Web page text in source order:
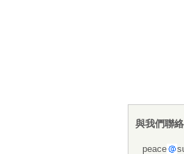
與我們聯絡
peace